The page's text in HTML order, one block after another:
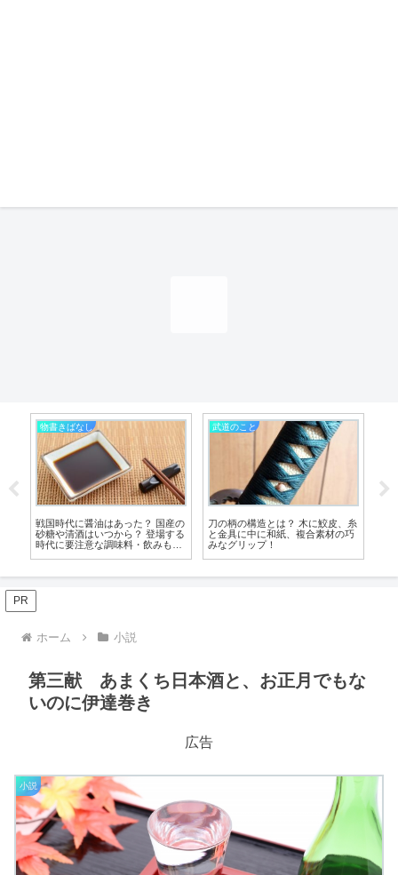
木に鮫皮、糸
複合素材の巧
小説の書き方には４つの「作家タ
イプ」がある？ 自身にあった創作
スタイル模索のヒントをご紹介！
武道のこと
刀の「鯉口を切る」とはどん
草？ 抜刀のための重要動作を
く解説！
PR
ホーム 小説
第三献 あまくち日本酒と、お正月でもな
いのに伊達巻き
広告
小説